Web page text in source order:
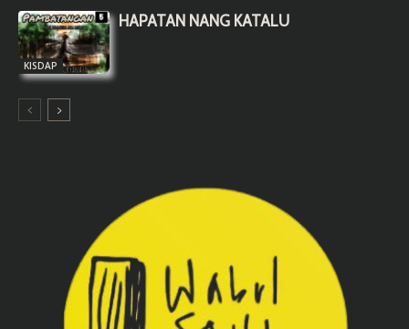
KISDAP
HAPATAN NANG KATALU